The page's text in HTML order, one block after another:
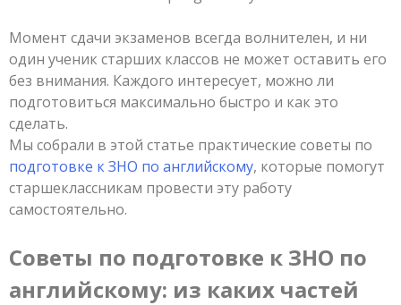
Момент сдачи экзаменов всегда волнителен, и ни
один ученик старших классов не может оставить его
без внимания. Каждого интересует, можно ли
подготовиться максимально быстро и как это
сделать.
Мы собрали в этой статье практические советы по
подготовке к ЗНО по английскому, которые помогут
старшеклассникам провести эту работу
самостоятельно.
Советы по подготовке к ЗНО по
английскому: из каких частей